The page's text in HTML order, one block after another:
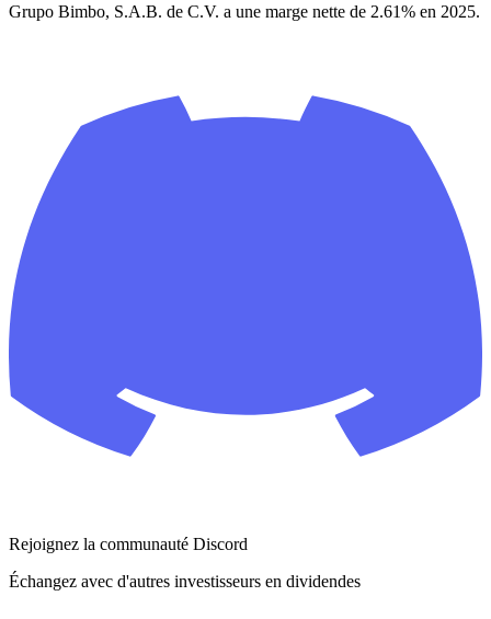
Grupo Bimbo, S.A.B. de C.V. a une marge nette de 2.61% en 2025.
Rejoignez la communauté Discord
Échangez avec d'autres investisseurs en dividendes